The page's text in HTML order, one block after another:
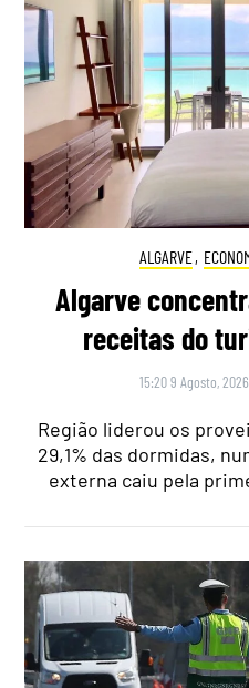
ALGARVE,
Algarve
receitas do
15:20 9 Agosto, 2026
Região liderou os
29,1% das dormidas,
externa caiu pela